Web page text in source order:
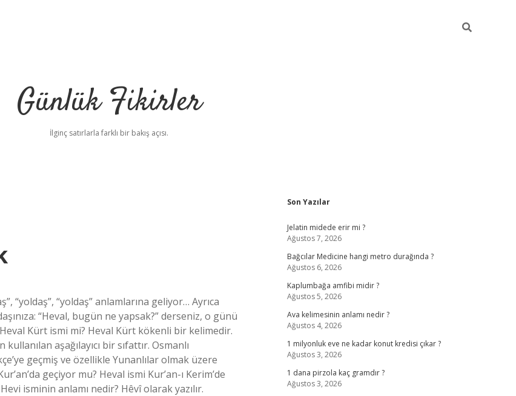
Günlük Fikirler
İlginç satırlarla farklı bir bakış açısı.
“yoldaş”, “yoldaş” anlamlarına geliyor… Ayrıca
“Heval, bugün ne yapsak?” derseniz, o günü
Kürt ismi mi? Heval Kürt kökenli bir kelimedir.
aşağılayıcı bir sıfattır. Osmanlı
geçmiş ve özellikle Yunanlılar olmak üzere
geçiyor mu? Heval ismi Kur’an-ı Kerim’de
isminin anlamı nedir? Hêvî olarak yazılır.
Sidebar
Son Yazılar
Jelatin midede erir mi ?
Ağustos 7, 2026
Bağcılar Medicine hangi metro durağında ?
Ağustos 6, 2026
Kaplumbağa amfibi midir ?
Ağustos 5, 2026
Ava kelimesinin anlamı nedir ?
Ağustos 4, 2026
1 milyonluk eve ne kadar konut kredisi çıkar ?
Ağustos 3, 2026
1 dana pirzola kaç gramdır ?
Ağustos 3, 2026